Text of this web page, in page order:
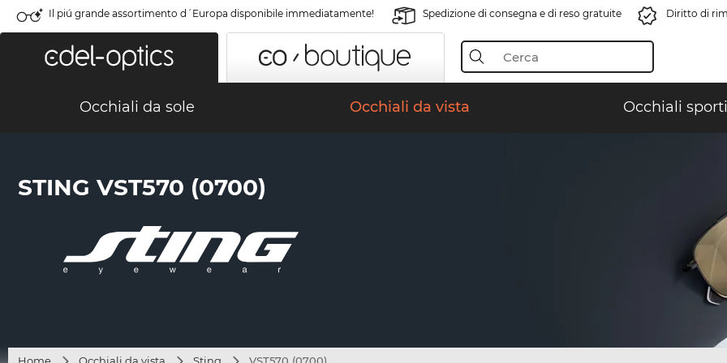
Il piú grande assortimento d´Europa disponibile immediatamente! Spedizione di consegna e di reso gratuite Diritto di
Occhiali da sole Occhiali da vista Occhiali
STING VST570 (0700)